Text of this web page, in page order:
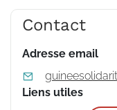
Contact
Adresse email
Liens utiles